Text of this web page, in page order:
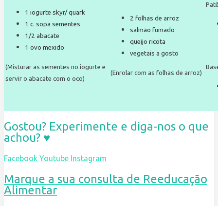
1 iogurte skyr/ quark
1 c. sopa sementes
1/2 abacate
1 ovo mexido
(Misturar as sementes no iogurte e
servir o abacate com o oco)
2 folhas de arroz
salmão fumado
queijo ricota
vegetais a gosto
(Enrolar com as folhas de arroz)
Gostou? Experimente e diga-nos o que
achou? ♥
Facebook Youtube Instagram
Marque a sua consulta de Reeducação
Alimentar